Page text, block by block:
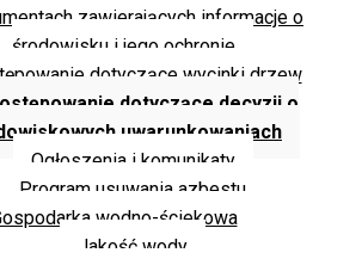
zawierających informacje o
środowisku i jego ochronie
dotyczące wycinki drzew
dotyczące decyzji o
uwarunkowaniach
Ogłoszenia i komunikaty
Program usuwania azbestu
wodno-ściekowa
Jakość wody